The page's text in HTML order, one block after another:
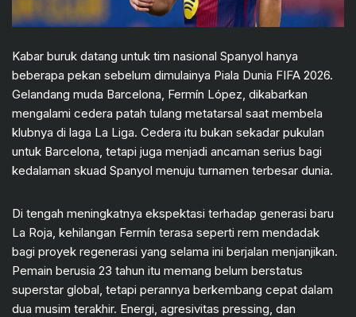
Kabar buruk datang untuk tim nasional Spanyol hanya
beberapa pekan sebelum dimulainya Piala Dunia FIFA 2026.
Gelandang muda Barcelona, Fermín López, dikabarkan
mengalami cedera patah tulang metatarsal saat membela
klubnya di laga La Liga. Cedera itu bukan sekadar pukulan
untuk Barcelona, tetapi juga menjadi ancaman serius bagi
kedalaman skuad Spanyol menuju turnamen terbesar dunia.
Di tengah meningkatnya ekspektasi terhadap generasi baru
La Roja, kehilangan Fermín terasa seperti rem mendadak
bagi proyek regenerasi yang selama ini berjalan menjanjikan.
Pemain berusia 23 tahun itu memang belum berstatus
superstar global, tetapi perannya berkembang cepat dalam
dua musim terakhir. Energi, agresivitas pressing, dan